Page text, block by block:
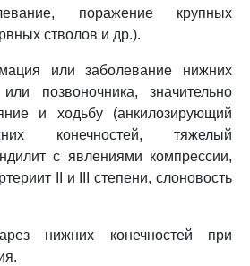
поражение крупных
стволов и др.).
или заболевание нижних
позвоночника, значительно
и ходьбу (анкилозирующий
конечностей, тяжелый
с явлениями компрессии,
II и III степени, слоновость
нижних конечностей при